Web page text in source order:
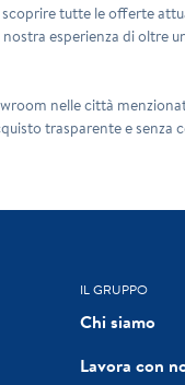
tutte le offerte
esperienza di
nelle città
trasparente e
IL GRUPPO
Chi siamo
Lavora con